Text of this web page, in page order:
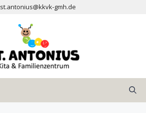
st.antonius@kkvk-gmh.de